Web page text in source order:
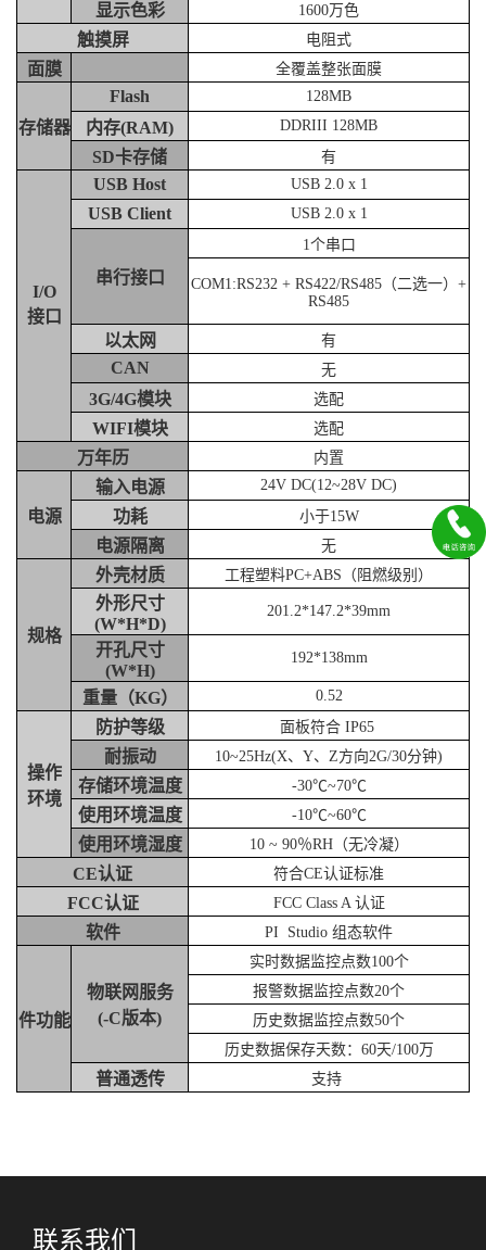
显示色彩 1600万色
触摸屏 电阻式
面膜 全覆盖整张面膜
存储器
Flash 128MB
内存(RAM) DDRIII 128MB
SD卡存储 有
I/O
接口
USB Host USB 2.0 x 1
USB Client USB 2.0 x 1
串行接口
1个串口
COM1:RS232 + RS422/RS485（二选一）+
RS485
以太网 有
CAN 无
3G/4G模块 选配
WIFI模块 选配
万年历 内置
电源
输入电源 24V DC(12~28V DC)
功耗 小于15W
电源隔离 无
规格
外壳材质 工程塑料PC+ABS（阻燃级别）
外形尺寸
(W*H*D)
201.2*147.2*39mm
开孔尺寸
(W*H)
192*138mm
重量（KG） 0.52
操作
环境
防护等级 面板符合 IP65
耐振动 10~25Hz(X、Y、Z方向2G/30分钟)
存储环境温度 -30℃~70℃
使用环境温度 -10℃~60℃
使用环境湿度 10 ~ 90％RH（无冷凝）
CE认证 符合CE认证标准
FCC认证 FCC Class A 认证
软件 PI Studio 组态软件
件功能
物联网服务
(-C版本)
实时数据监控点数100个
报警数据监控点数20个
历史数据监控点数50个
历史数据保存天数：60天/100万
普通透传 支持
联系我们